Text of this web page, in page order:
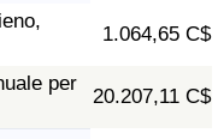
1.064,65 C$
per
20.207,11 C$